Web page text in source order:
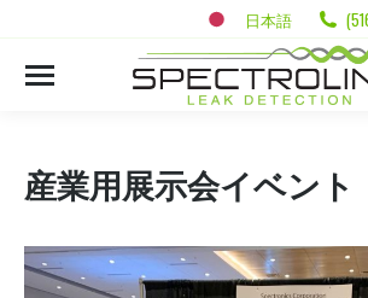
日本語
産業用展示会イベント